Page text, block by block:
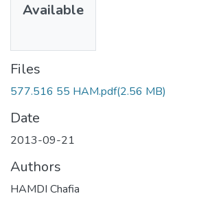
Available
Files
577.516 55 HAM.pdf(2.56 MB)
Date
2013-09-21
Authors
HAMDI Chafia